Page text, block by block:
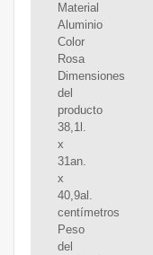
Material
Aluminio
Color
Rosa
Dimensiones
del
producto
38,1l.
x
31an.
x
40,9al.
centímetros
Peso
del